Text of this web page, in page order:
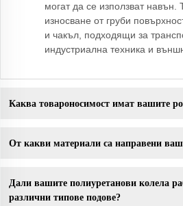
могат да се използват навън.
износване от груби
и чакъл, подходящи за
индустриална техника и
Каква товароносимост имат вашите
От какви материали са направени
Дали вашите полиуретанови колела
различни типове подове?